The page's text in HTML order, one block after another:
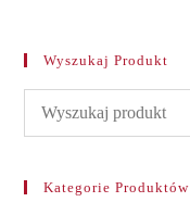
Wyszukaj Produkt
Kategorie Produktów